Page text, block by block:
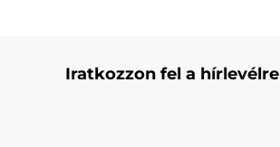
Iratkozzon fel a hírlevélre